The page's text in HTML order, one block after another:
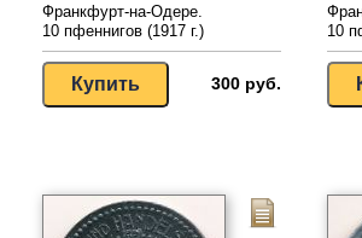
Франкфурт-на-Одере.
10 пфеннигов (1917 г.)
300 руб.
10